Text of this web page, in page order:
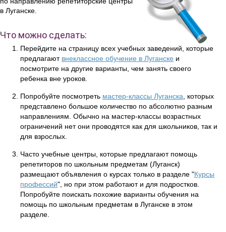
в Луганске.
Что можно сделать:
Перейдите на страницу всех учебных заведений, которые
предлагают внеклассное обучение в Луганске и
посмотрите на другие варианты, чем занять своего
ребенка вне уроков.
Попробуйте посмотреть мастер-классы Луганска , которых
представлено большое количество по абсолютно разным
направлениям. Обычно на мастер-классы возрастных
ограничений нет они проводятся как для школьников, так и
для взрослых.
Часто учебные центры, которые предлагают помощь
репетиторов по школьным предметам (Луганск)
размещают объявления о курсах только в разделе "Курсы
профессий", но при этом работают и для подростков.
Попробуйте поискать похожие варианты обучения на
помощь по школьным предметам в Луганске в этом
разделе.